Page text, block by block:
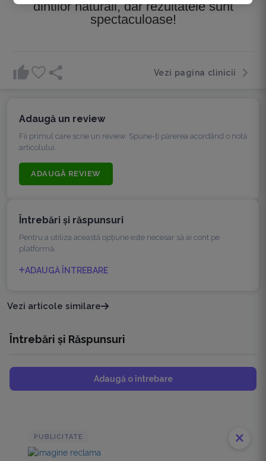
dintilor naturali, dar rezultatele sunt
spectaculoase!
Vezi pagina clinicii
Adaugă un review
Fii primul care scrie un review. Spune-ți părerea acordând o notă
articolului.
ADAUGĂ REVIEW
Întrebări şi răspunsuri
Pentru a utiliza această opțiune este necesar să ai cont pe
platformă.
ADAUGĂ ÎNTREBARE
Vezi articole similare
Întrebări și Răspunsuri
Adaugă o întrebare
PUBLICITATE close